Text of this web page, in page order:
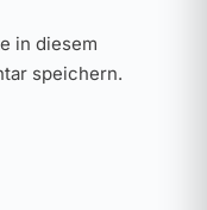
in diesem
speichern.